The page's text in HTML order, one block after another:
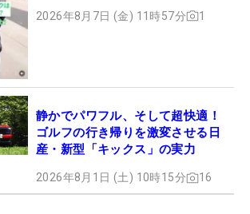
2026年8月7日 (金) 11時57分 1
静かでパワフル、そして超快適！
ゴルフの行き帰りを激変させる日
産・新型「キックス」の実力
2026年8月1日 (土) 10時15分 16